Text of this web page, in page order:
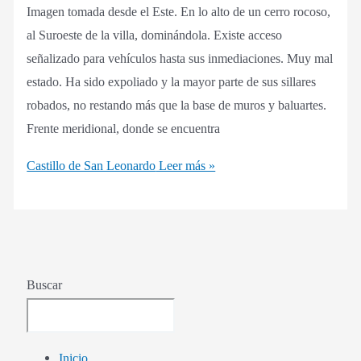
Imagen tomada desde el Este. En lo alto de un cerro rocoso,
al Suroeste de la villa, dominándola. Existe acceso
señalizado para vehículos hasta sus inmediaciones. Muy mal
estado. Ha sido expoliado y la mayor parte de sus sillares
robados, no restando más que la base de muros y baluartes.
Frente meridional, donde se encuentra
Castillo de San Leonardo Leer más »
Buscar